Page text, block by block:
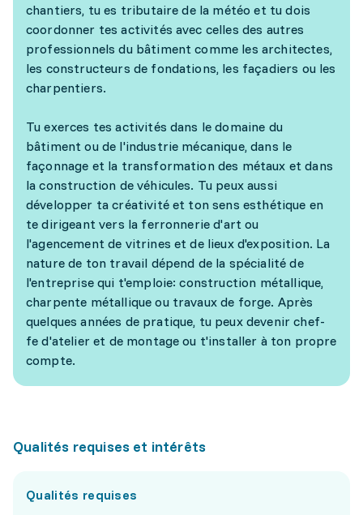
chantiers, tu es tributaire de la météo et tu dois
coordonner tes activités avec celles des autres
professionnels du bâtiment comme les architectes,
les constructeurs de fondations, les façadiers ou les
charpentiers.
Tu exerces tes activités dans le domaine du
bâtiment ou de l'industrie mécanique, dans le
façonnage et la transformation des métaux et dans
la construction de véhicules. Tu peux aussi
développer ta créativité et ton sens esthétique en
te dirigeant vers la ferronnerie d'art ou
l'agencement de vitrines et de lieux d'exposition. La
nature de ton travail dépend de la spécialité de
l'entreprise qui t'emploie: construction métallique,
charpente métallique ou travaux de forge. Après
quelques années de pratique, tu peux devenir chef-
fe d'atelier et de montage ou t'installer à ton propre
compte.
Qualités requises et intérêts
Qualités requises